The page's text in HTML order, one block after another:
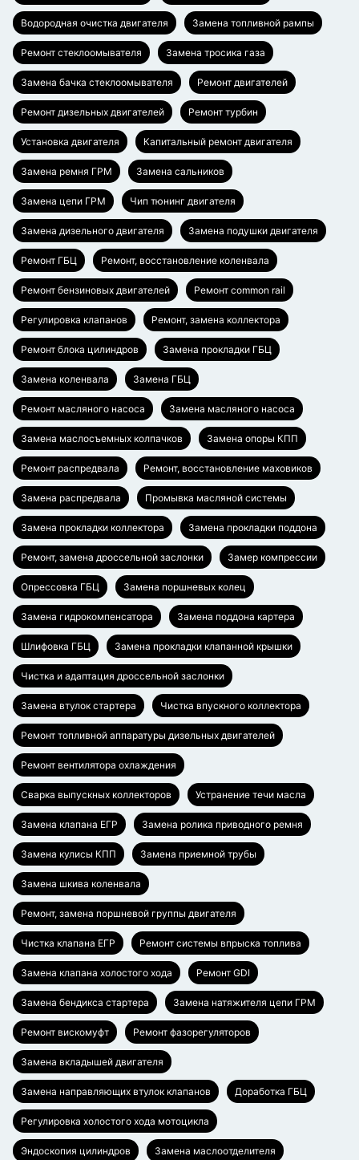
Водородная очистка двигателя Замена топливной рампы
Ремонт стеклоомывателя Замена тросика газа
Замена бачка стеклоомывателя Ремонт двигателей
Ремонт дизельных двигателей Ремонт турбин
Установка двигателя Капитальный ремонт двигателя
Замена ремня ГРМ Замена сальников
Замена цепи ГРМ Чип тюнинг двигателя
Замена дизельного двигателя Замена подушки двигателя
Ремонт ГБЦ Ремонт, восстановление коленвала
Ремонт бензиновых двигателей Ремонт common rail
Регулировка клапанов Ремонт, замена коллектора
Ремонт блока цилиндров Замена прокладки ГБЦ
Замена коленвала Замена ГБЦ
Ремонт масляного насоса Замена масляного насоса
Замена маслосъемных колпачков Замена опоры КПП
Ремонт распредвала Ремонт, восстановление маховиков
Замена распредвала Промывка масляной системы
Замена прокладки коллектора Замена прокладки поддона
Ремонт, замена дроссельной заслонки Замер компрессии
Опрессовка ГБЦ Замена поршневых колец
Замена гидрокомпенсатора Замена поддона картера
Шлифовка ГБЦ Замена прокладки клапанной крышки
Чистка и адаптация дроссельной заслонки
Замена втулок стартера Чистка впускного коллектора
Ремонт топливной аппаратуры дизельных двигателей
Ремонт вентилятора охлаждения
Сварка выпускных коллекторов Устранение течи масла
Замена клапана ЕГР Замена ролика приводного ремня
Замена кулисы КПП Замена приемной трубы
Замена шкива коленвала
Ремонт, замена поршневой группы двигателя
Чистка клапана ЕГР Ремонт системы впрыска топлива
Замена клапана холостого хода Ремонт GDI
Замена бендикса стартера Замена натяжителя цепи ГРМ
Ремонт вискомуфт Ремонт фазорегуляторов
Замена вкладышей двигателя
Замена направляющих втулок клапанов Доработка ГБЦ
Регулировка холостого хода мотоцикла
Эндоскопия цилиндров Замена маслоотделителя